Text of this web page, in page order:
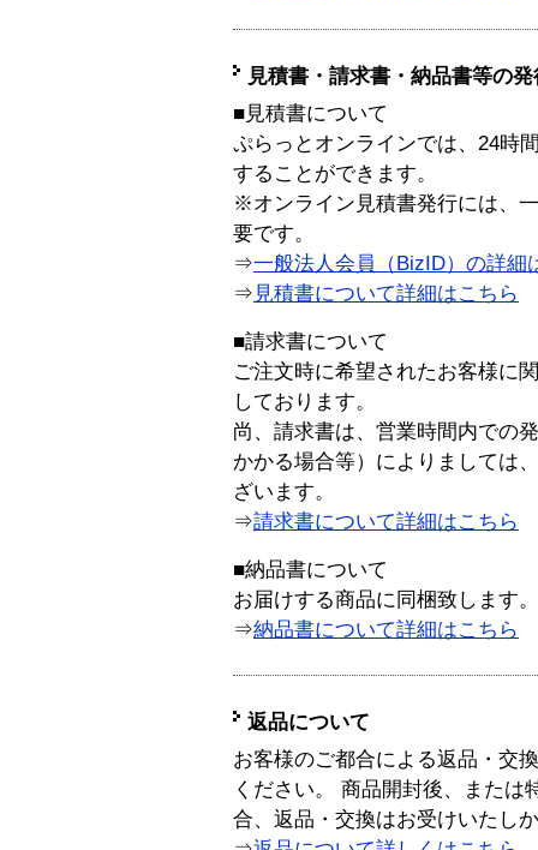
見積書・請求書・納品書等の
■見積書について
ぷらっとオンラインでは、24時
することができます。
※オンライン見積書発行には、
要です。
⇒一般法人会員（BizID）の詳細
⇒ 見積書について詳細はこちら
■請求書について
ご注文時に希望されたお客様に
しております。
尚、請求書は、営業時間内での
かかる場合等）によりましては
ざいます。
⇒請求書について詳細はこちら
■納品書について
お届けする商品に同梱致します。
⇒納品書について詳細はこちら
返品について
お客様のご都合による返品・交
ください。 商品開封後、または
合、返品・交換はお受けいたし